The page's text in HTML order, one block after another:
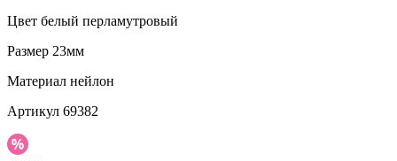
Цвет белый перламутровый
Размер 23мм
Материал нейлон
Артикул 69382